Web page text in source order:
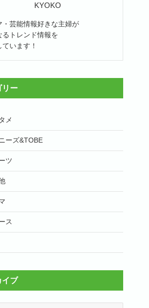
KYOKO
・芸能情報好きな主婦が
るトレンド情報を
います！
リー
メ
ーズ&TOBE
ツ
ス
イブ